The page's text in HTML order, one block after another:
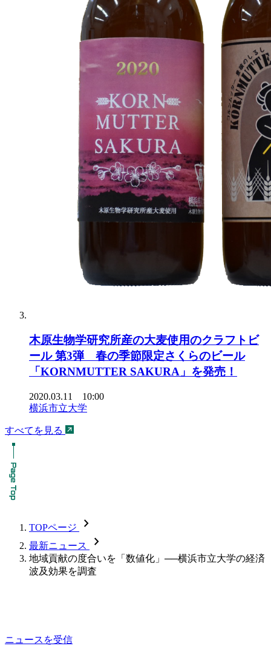
木原生物学研究所産の大麦使用のクラフトビ
ール 第3弾 春の季節限定さくらのビール
「KORNMUTTER SAKURA」を発売！
2020.03.11 10:00
横浜市立大学
すべてを見る
TOPページ chevron_forward
最新ニュース chevron_forward
地域貢献の度合いを「数値化」──横浜市立大学の経済
波及効果を調査
ニュースを受信